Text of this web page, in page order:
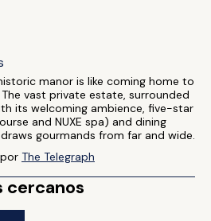
manor is like coming home to
vast private estate, surrounded
its welcoming ambience, five-star
and NUXE spa) and dining
gourmands from far and wide.
The Telegraph
cercanos